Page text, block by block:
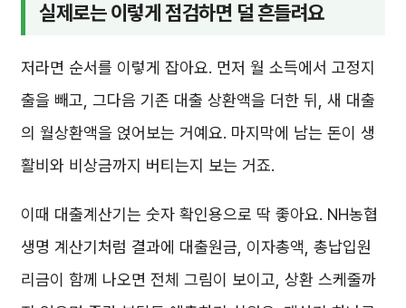
실제로는 이렇게 점검하면 덜 흔들려요
저라면 순서를 이렇게 잡아요. 먼저 월 소득에서 고정지
출을 빼고, 그다음 기존 대출 상환액을 더한 뒤, 새 대출
의 월상환액을 얹어보는 거예요. 마지막에 남는 돈이 생
활비와 비상금까지 버티는지 보는 거죠.
이때 대출계산기는 숫자 확인용으로 딱 좋아요. NH농협
생명 계산기처럼 결과에 대출원금, 이자총액, 총납입원
리금이 함께 나오면 전체 그림이 보이고, 상환 스케줄까